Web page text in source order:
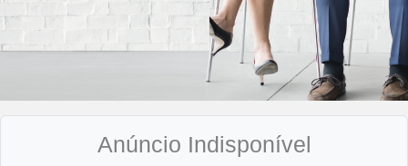
Anúncio Indisponível